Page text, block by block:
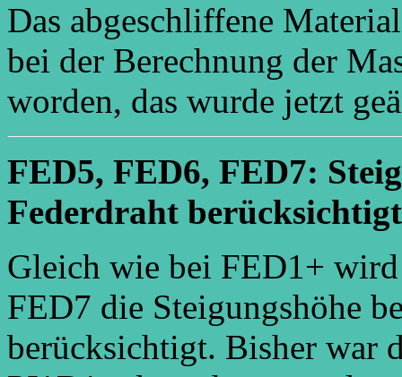
Das abgeschliffene
bei der Berechnung der
worden, das wurde jetzt
FED5, FED6, FED7:
Federdraht berücksichtigt
Gleich wie bei FED1+
FED7 die Steigungshöhe
berücksichtigt. Bisher war